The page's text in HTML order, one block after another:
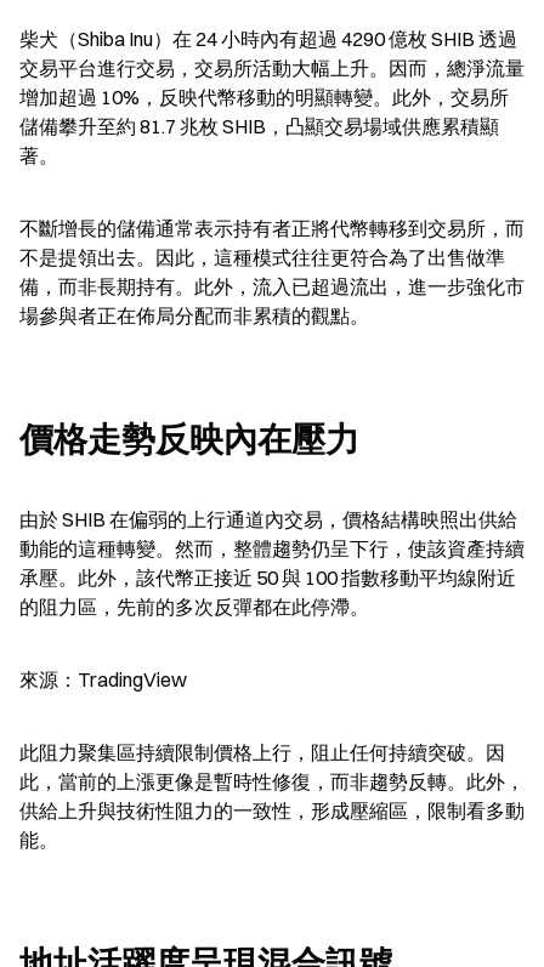
柴犬（Shiba Inu）在 24 小時內有超過 4290 億枚 SHIB 透過
交易平台進行交易，交易所活動大幅上升。因而，總淨流量
增加超過 10%，反映代幣移動的明顯轉變。此外，交易所
儲備攀升至約 81.7 兆枚 SHIB，凸顯交易場域供應累積顯
著。
不斷增長的儲備通常表示持有者正將代幣轉移到交易所，而
不是提領出去。因此，這種模式往往更符合為了出售做準
備，而非長期持有。此外，流入已超過流出，進一步強化市
場參與者正在佈局分配而非累積的觀點。
價格走勢反映內在壓力
由於 SHIB 在偏弱的上行通道內交易，價格結構映照出供給
動能的這種轉變。然而，整體趨勢仍呈下行，使該資產持續
承壓。此外，該代幣正接近 50 與 100 指數移動平均線附近
的阻力區，先前的多次反彈都在此停滯。
來源：TradingView
此阻力聚集區持續限制價格上行，阻止任何持續突破。因
此，當前的上漲更像是暫時性修復，而非趨勢反轉。此外，
供給上升與技術性阻力的一致性，形成壓縮區，限制看多動
能。